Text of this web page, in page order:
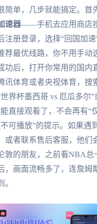
简单，几步就能搞定。首
速器——手机去应用商店
注册登录，选择“回国加
荐最优线路，你不用手动
功后，打开你常用的国内
讯体育或者央视体育，搜
界杯墨西哥 vs 厄瓜多尔”
能直接观看了，不会再有“
可播放”的提示。如果遇
或者联系售后客服，他们
敦的朋友，之前看NBA总
，画面流畅多了，连詹姆
。